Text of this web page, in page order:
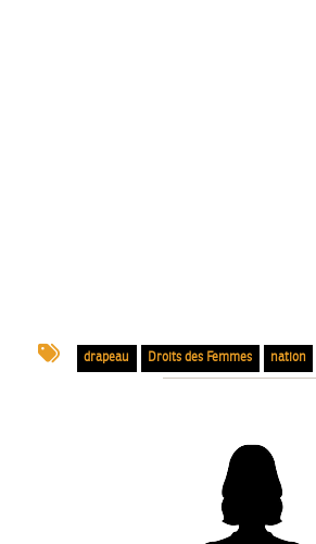
drapeau Droits des Femmes nation